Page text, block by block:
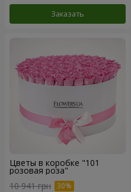
Заказать
Цветы в коробке "101
розовая роза"
10 941 грн